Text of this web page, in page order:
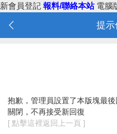
新會員登記 報料/聯絡本站 電腦
提示
抱歉，管理員設置了本版塊最
關閉，不再接受新回復
[ 點擊這裡返回上一頁 ]